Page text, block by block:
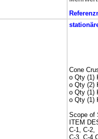
Cone
o Qty (1)
o Qty (2)
o Qty (1)
o Qty (1)
Scope of
ITEM
C-1, C-2,
C-3, C-4